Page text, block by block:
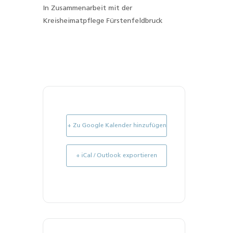
In Zusammenarbeit mit der
Kreisheimatpflege Fürstenfeldbruck
+ Zu Google Kalender hinzufügen
+ iCal / Outlook exportieren